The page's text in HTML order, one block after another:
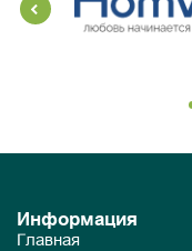
Информация
Главная